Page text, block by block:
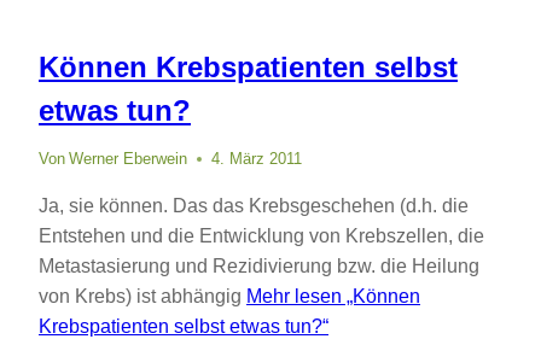
Können Krebspatienten selbst
etwas tun?
Von Werner Eberwein 4. März 2011
Ja, sie können. Das das Krebsgeschehen (d.h. die
Entstehen und die Entwicklung von Krebszellen, die
Metastasierung und Rezidivierung bzw. die Heilung
von Krebs) ist abhängig Mehr lesen „Können
Krebspatienten selbst etwas tun?“